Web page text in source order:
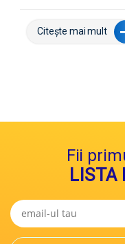
Citește mai mult
Fii
LISTA